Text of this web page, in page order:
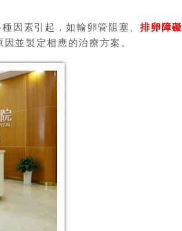
因素引起，如輸卵管阻塞、排卵障礙
並製定相應的治療方案。